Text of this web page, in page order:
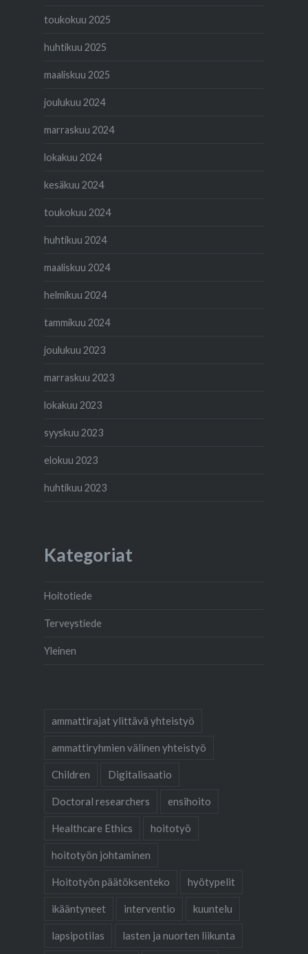
toukokuu 2025
huhtikuu 2025
maaliskuu 2025
joulukuu 2024
marraskuu 2024
lokakuu 2024
kesäkuu 2024
toukokuu 2024
huhtikuu 2024
maaliskuu 2024
helmikuu 2024
tammikuu 2024
joulukuu 2023
marraskuu 2023
lokakuu 2023
syyskuu 2023
elokuu 2023
huhtikuu 2023
Kategoriat
Hoitotiede
Terveystiede
Yleinen
ammattirajat ylittävä yhteistyö
ammattiryhmien välinen yhteistyö
Children Digitalisaatio
Doctoral researchers ensihoito
Healthcare Ethics hoitotyö
hoitotyön johtaminen
Hoitotyön päätöksenteko hyötypelit
ikääntyneet interventio kuuntelu
lapsipotilas lasten ja nuorten liikunta